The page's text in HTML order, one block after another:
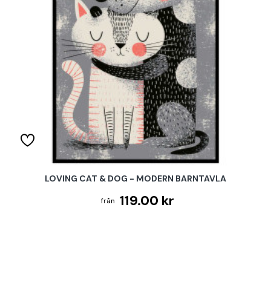
LOVING CAT & DOG - MODERN BARNTAVLA
119.00 kr